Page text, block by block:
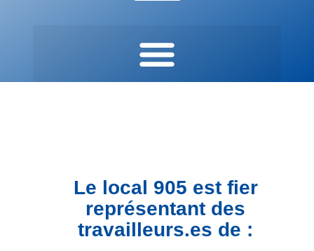
Le local 905 est fier
représentant des
travailleurs.es de :